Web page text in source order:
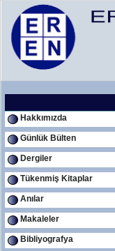
Hakkımızda
Günlük Bülten
Dergiler
Tükenmiş Kitaplar
Anılar
Makaleler
Bibliyografya